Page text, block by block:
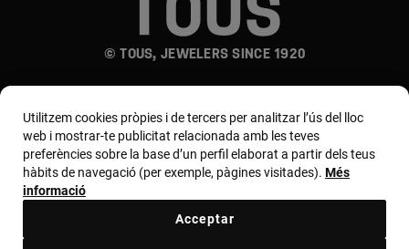
© TOUS, JEWELERS SINCE 1920
País i moneda:
Euro
Utilitzem cookies pròpies i de tercers per analitzar l’ús del lloc
web i mostrar-te publicitat relacionada amb les teves
preferències sobre la base d’un perfil elaborat a partir dels teus
hàbits de navegació (per exemple, pàgines visitades). Més
informació
Acceptar